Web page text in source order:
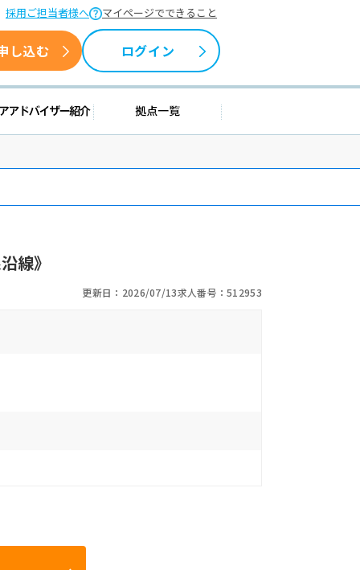
採用ご担当者様へ マイページでできること
し込む ログイン
報 キャリアアドバイザー紹介 拠点一覧
線》
更新日：2026/07/13求人番号：512953